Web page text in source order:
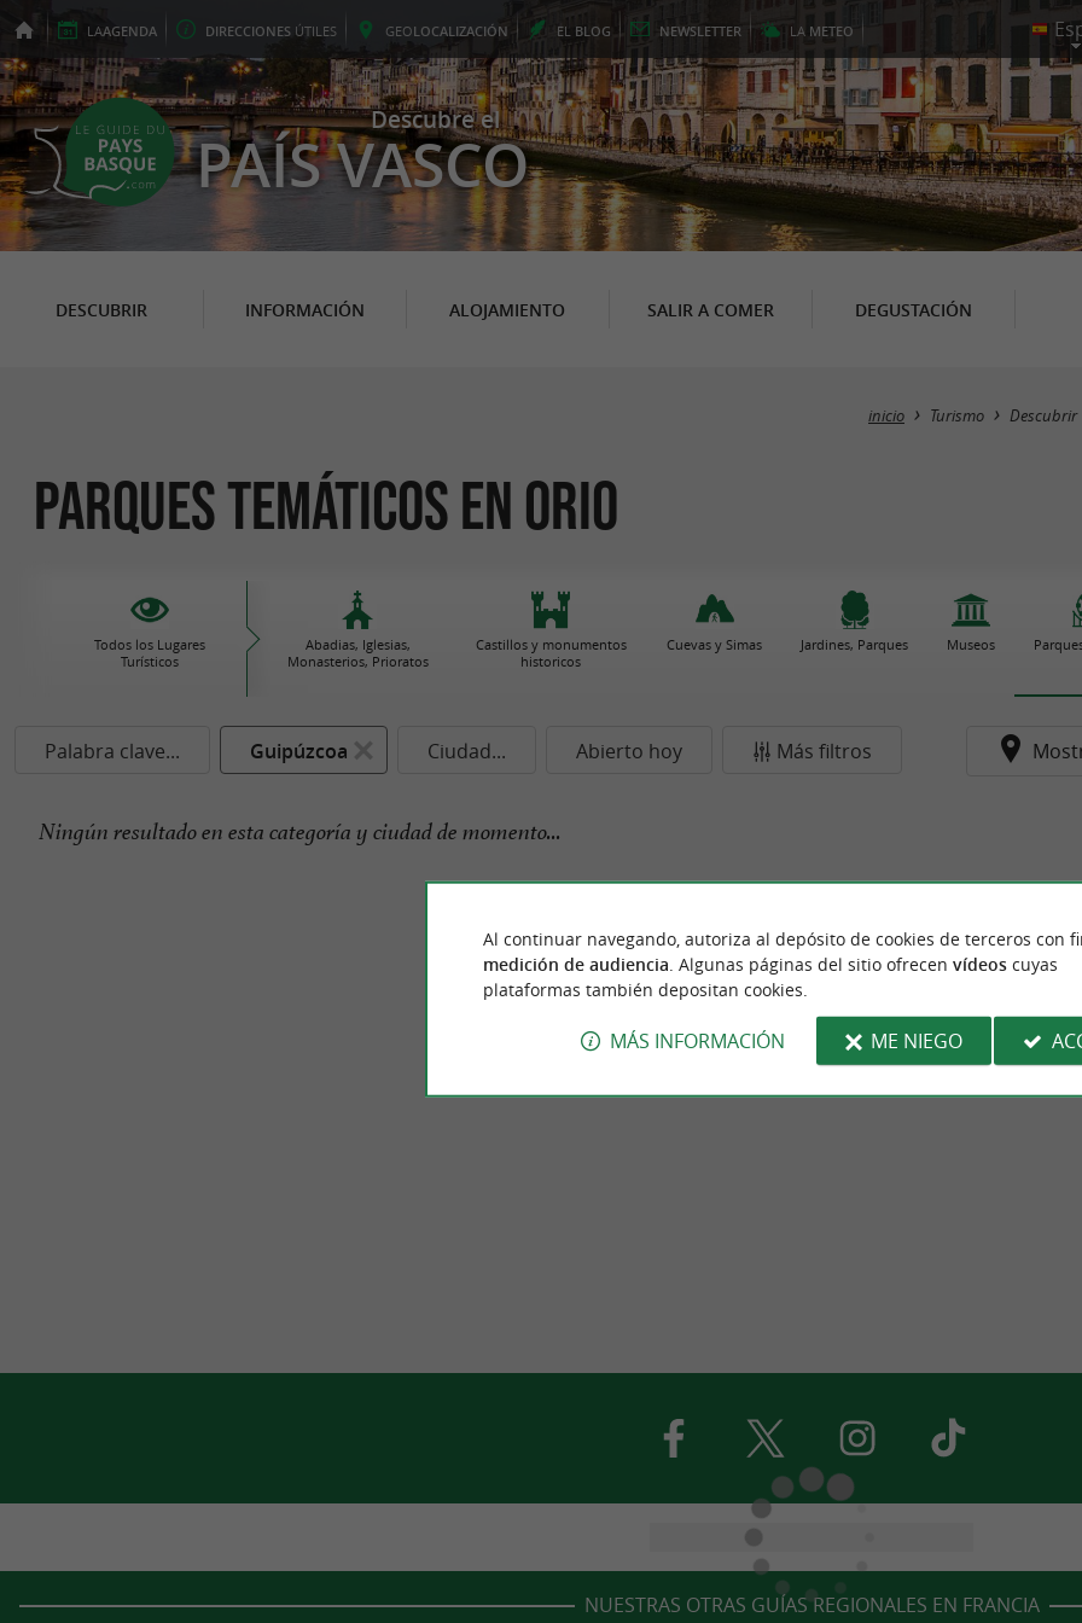
LAAGENDA DIRECCIONES ÚTILES GEOLOCALIZACIÓN EL BLOG NEWSLETTER LA METEO
Descubre el
PAÍS VASCO
DESCUBRIR INFORMACIÓN ALOJAMIENTO SALIR A COMER DEGUSTACIÓN
inicio Turismo Descubrir
Parques Temáticos en Orio
Todos los Lugares
Turísticos
Abadias, Iglesias,
Monasterios, Prioratos
Castillos y monumentos
historicos
Cuevas y Simas Jardines, Parques Museos
Palabra clave... Guipúzcoa Ciudad... Abierto hoy Más filtros
Ningún resultado en esta categoría y ciudad de momento...
NUESTRAS OTRAS GUÍAS REGIONALES EN FRANCIA
Al continuar navegando, autoriza al depósito de cookies de terceros con
medición de audiencia . Algunas páginas del sitio ofrecen vídeoscuyas
plataformas también depositan cookies.
MÁS INFORMACIÓN ME NIEGO